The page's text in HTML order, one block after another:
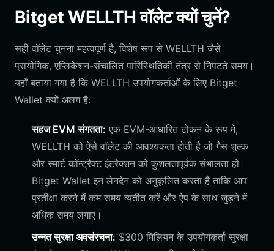
Bitget WELLTH वॉलेट क्यों चुनें?
सही वॉलेट चुनना महत्वपूर्ण है, विशेष रूप से WELLTH जैसे
प्रायोगिक, एप्लिकेशन-संचालित पारिस्थितिकी तंत्र से निपटते समय।
यहाँ बताया गया है कि WELLTH उपयोगकर्ताओं के लिए Bitget
Wallet क्यों अलग है:
सहज EVM संगतता: एक EVM-आधारित टोकन के रूप में,
WELLTH को ऐसे वॉलेट की आवश्यकता होती है जो गैस शुल्क
और स्मार्ट कॉन्ट्रैक्ट इंटरैक्शन को कुशलतापूर्वक संभालता हो।
Bitget Wallet इन लेनदेन को अनुकूलित करता है ताकि आप
प्रतीक्षा करने में कम समय व्यतीत करें और ऐप के साथ जुड़ने में
अधिक समय लगाएं।
उन्नत सुरक्षा अवसंरचना: $300 मिलियन के उपयोगकर्ता सुरक्षा